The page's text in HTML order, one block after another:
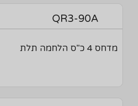
QR3-90A
מדחס 4 כ"ס הלחמה תלת